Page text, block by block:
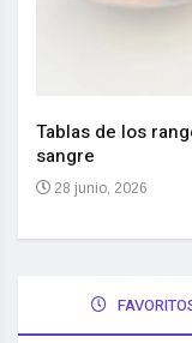
Tablas de los
sangre
28 junio, 2026